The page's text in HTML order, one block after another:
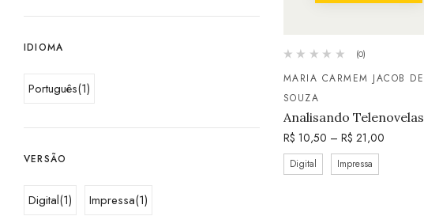
IDIOMA
Português(1)
VERSÃO
Digital(1) Impressa(1)
(0)
MARIA CARMEM JACOB DE
SOUZA
Analisando Telenovelas
R$ 10,50 – R$ 21,00
Digital Impressa